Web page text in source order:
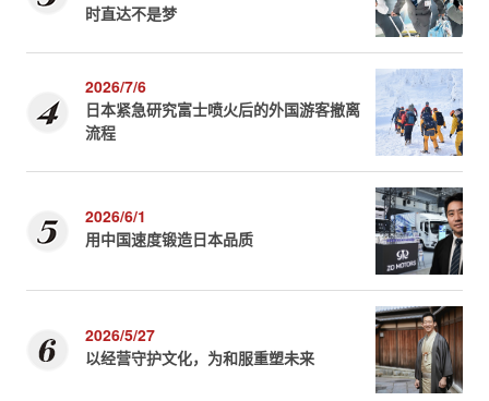
时直达不是梦
2026/7/6
日本紧急研究富士喷火后的外国游客撤离
流程
2026/6/1
用中国速度锻造日本品质
2026/5/27
以经营守护文化，为和服重塑未来